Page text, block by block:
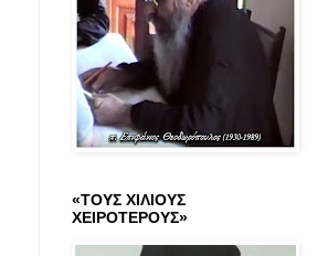
«ΤΟΥΣ ΧΙΛΙΟΥΣ
ΧΕΙΡΟΤΕΡΟΥΣ»